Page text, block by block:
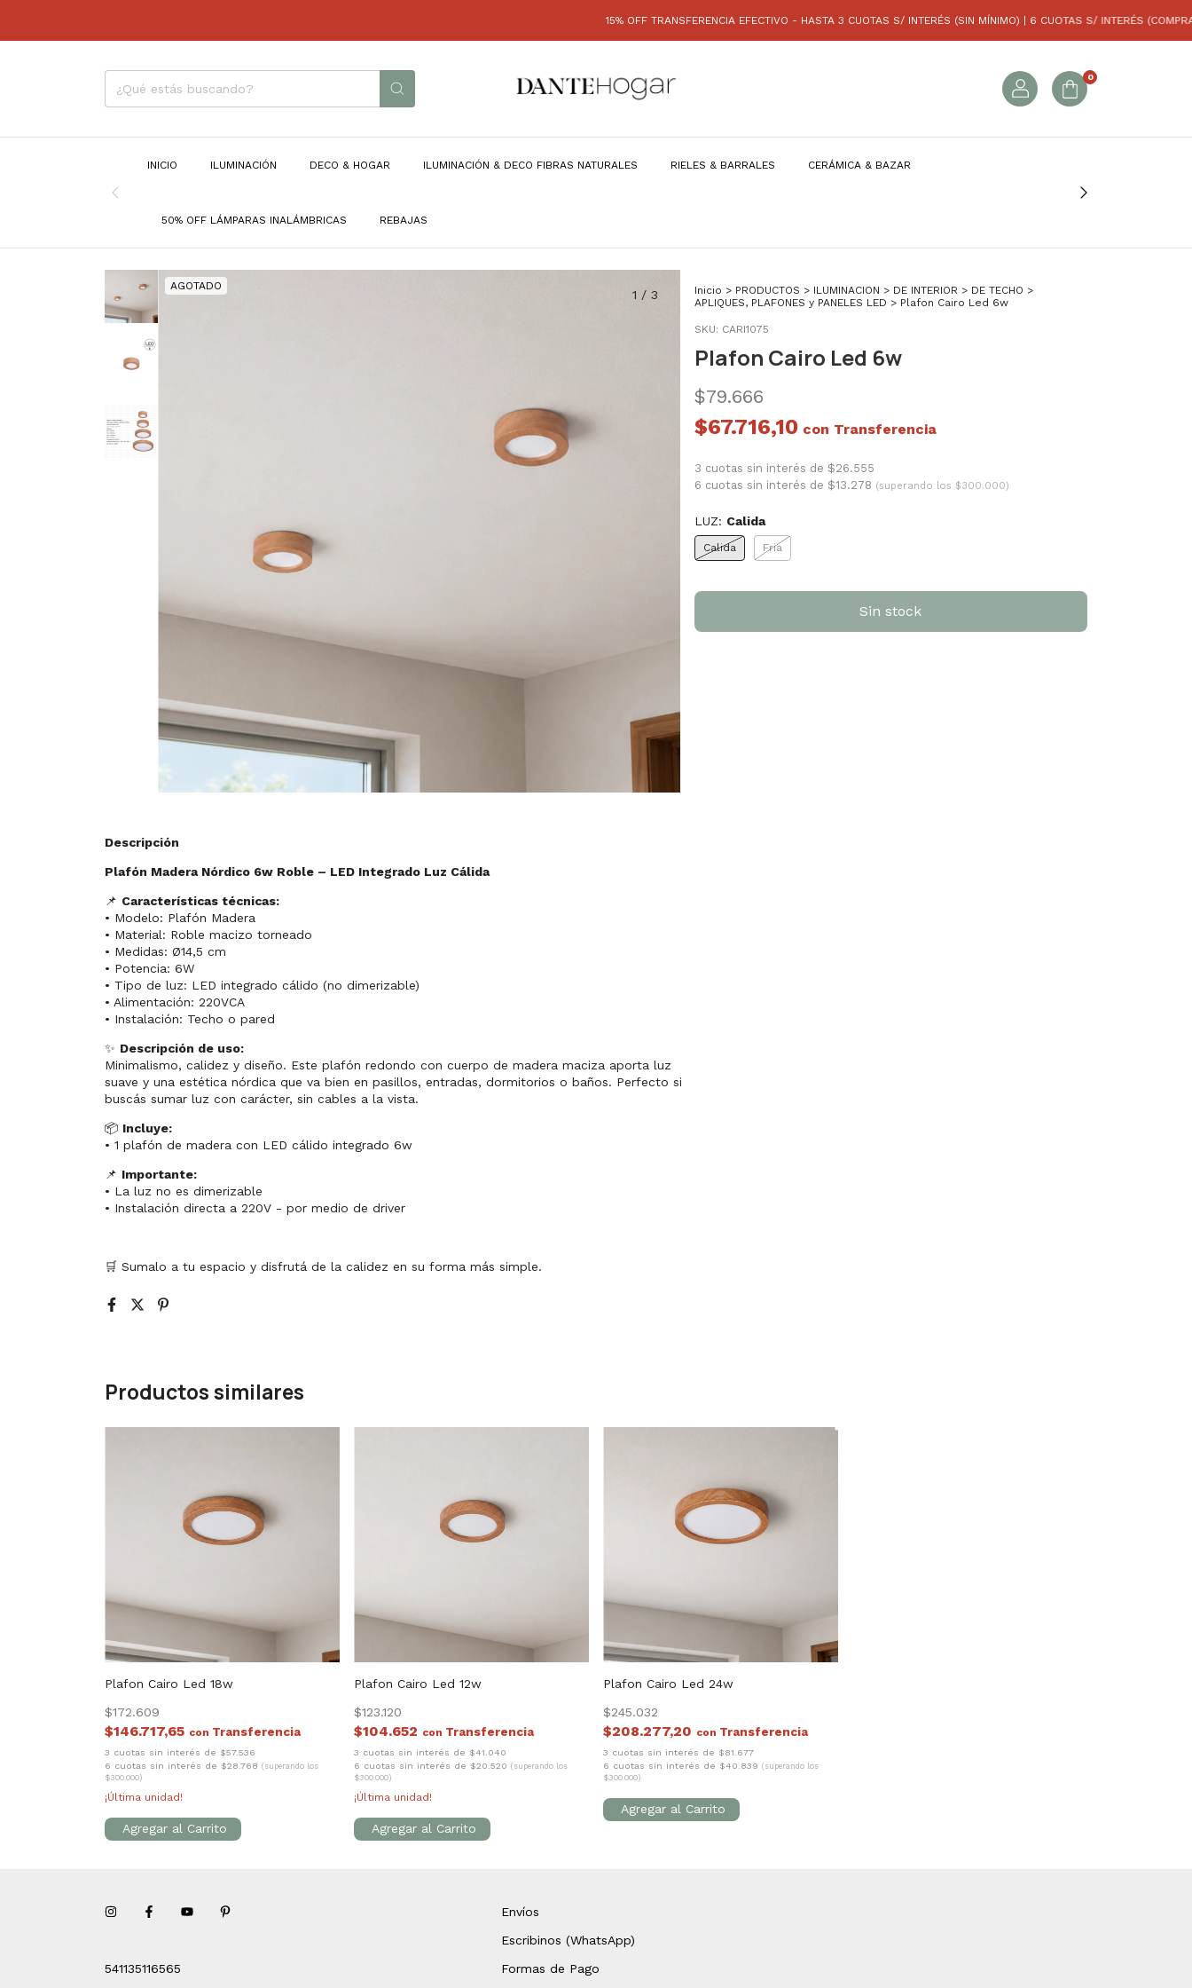
15% OFF TRANSFERENCIA EFECTIVO - HASTA 3 CUOTAS S/ INTERÉS (SIN MÍNIMO) | 6 CUOTAS S/ INTERÉS (COMPRAS
0
INICIO ILUMINACIÓN DECO & HOGAR ILUMINACIÓN & DECO FIBRAS NATURALES RIELES & BARRALES CERÁMICA & BAZAR
50% OFF LÁMPARAS INALÁMBRICAS REBAJAS
1 / 3
Descripción
Plafón Madera Nórdico 6w Roble – LED Integrado Luz Cálida
📌 Características técnicas:
• Modelo: Plafón Madera
• Material: Roble macizo torneado
• Medidas: Ø14,5 cm
• Potencia: 6W
• Tipo de luz: LED integrado cálido (no dimerizable)
• Alimentación: 220VCA
• Instalación: Techo o pared
✨ Descripción de uso:
Minimalismo, calidez y diseño. Este plafón redondo con cuerpo de madera maciza aporta luz
suave y una estética nórdica que va bien en pasillos, entradas, dormitorios o baños. Perfecto si
buscás sumar luz con carácter, sin cables a la vista.
📦 Incluye:
• 1 plafón de madera con LED cálido integrado 6w
📌 Importante:
• La luz no es dimerizable
• Instalación directa a 220V - por medio de driver
🛒 Sumalo a tu espacio y disfrutá de la calidez en su forma más simple.
Inicio > PRODUCTOS > ILUMINACION > DE INTERIOR > DE TECHO >
APLIQUES, PLAFONES y PANELES LED > Plafon Cairo Led 6w
SKU: CARI1075
Plafon Cairo Led 6w
$79.666
$67.716,10 con
3 cuotas sin interés de $26.555
6 cuotas sin interés de $13.278 (superando los $300.000)
LUZ: Calida
Calida Fria
Productos similares
Plafon Cairo Led 18w
$172.609
$146.717,65 con
3 cuotas sin interés de $57.536
6 cuotas sin interés de $28.768 (superando los
$300.000)
¡Última unidad!
Plafon Cairo Led 12w
$123.120
$104.652 con
3 cuotas sin interés de $41.040
6 cuotas sin interés de $20.520 (superando los
$300.000)
¡Última unidad!
Plafon Cairo Led 24w
$245.032
$208.277,20 con
3 cuotas sin interés de $81.677
6 cuotas sin interés de $40.839 (superando los
$300.000)
541135116565
Envíos
Escribinos (WhatsApp)
Formas de Pago